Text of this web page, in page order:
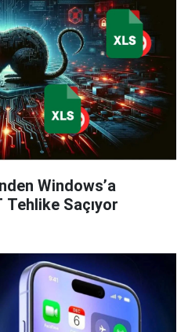
Windows’a
Tehlike Saçıyor